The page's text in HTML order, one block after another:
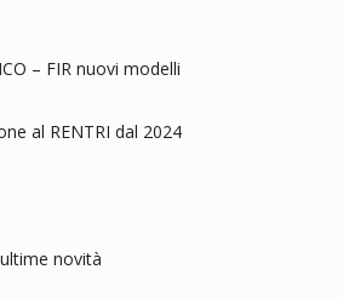
– FIR nuovi modelli
al RENTRI dal 2024
novità